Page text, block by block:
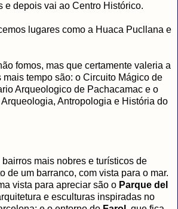
e depois vai ao Centro Histórico.
lugares como a Huaca Pucllana e
fomos, mas que certamente valeria a
mais tempo são: o Circuito Mágico de
Arqueologico de Pachacamac e o
Antropologia e História do
mais nobres e turísticos de
de um barranco, com vista para o mar.
vista para apreciar são o Parque del
e esculturas inspiradas no